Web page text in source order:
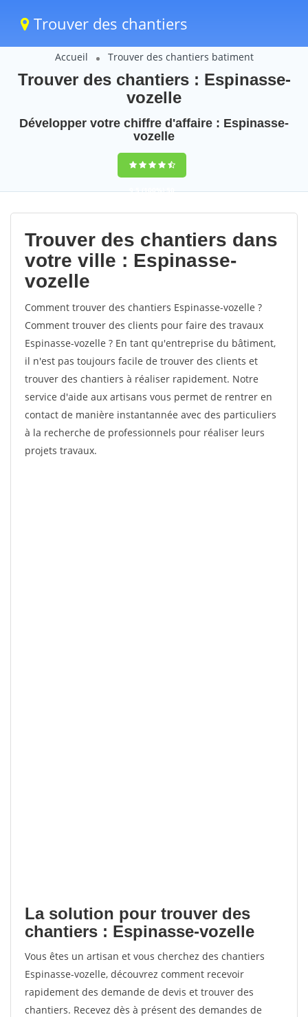
Trouver des chantiers
Accueil Trouver des chantiers batiment
Trouver des chantiers : Espinasse-
vozelle
Développer votre chiffre d'affaire : Espinasse-
vozelle
9,5(100%)50
votes
Trouver des chantiers dans
votre ville : Espinasse-
vozelle
Comment trouver des chantiers Espinasse-vozelle ?
Comment trouver des clients pour faire des travaux
Espinasse-vozelle ? En tant qu'entreprise du bâtiment,
il n'est pas toujours facile de trouver des clients et
trouver des chantiers à réaliser rapidement. Notre
service d'aide aux artisans vous permet de rentrer en
contact de manière instantannée avec des particuliers
à la recherche de professionnels pour réaliser leurs
projets travaux.
La solution pour trouver des
chantiers : Espinasse-vozelle
Vous êtes un artisan et vous cherchez des chantiers
Espinasse-vozelle, découvrez comment recevoir
rapidement des demande de devis et trouver des
chantiers. Recevez dès à présent des demandes de